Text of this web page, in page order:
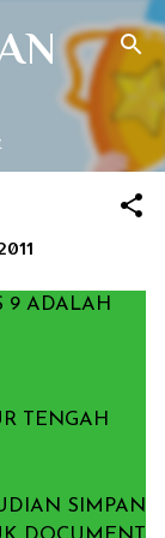
9 ADALAH
TENGAH
SIMPAN